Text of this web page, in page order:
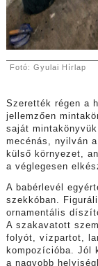
Fotó: Gyulai Hírlap
Szerették régen a
jellemzően
saját
mecénás, nyilván
külső környezet,
a véglegesen
A babérlevél
szekkóban.
ornamentális
A szakavatott
folyót, vízpartot,
kompozícióba. Jól
a nagyobb